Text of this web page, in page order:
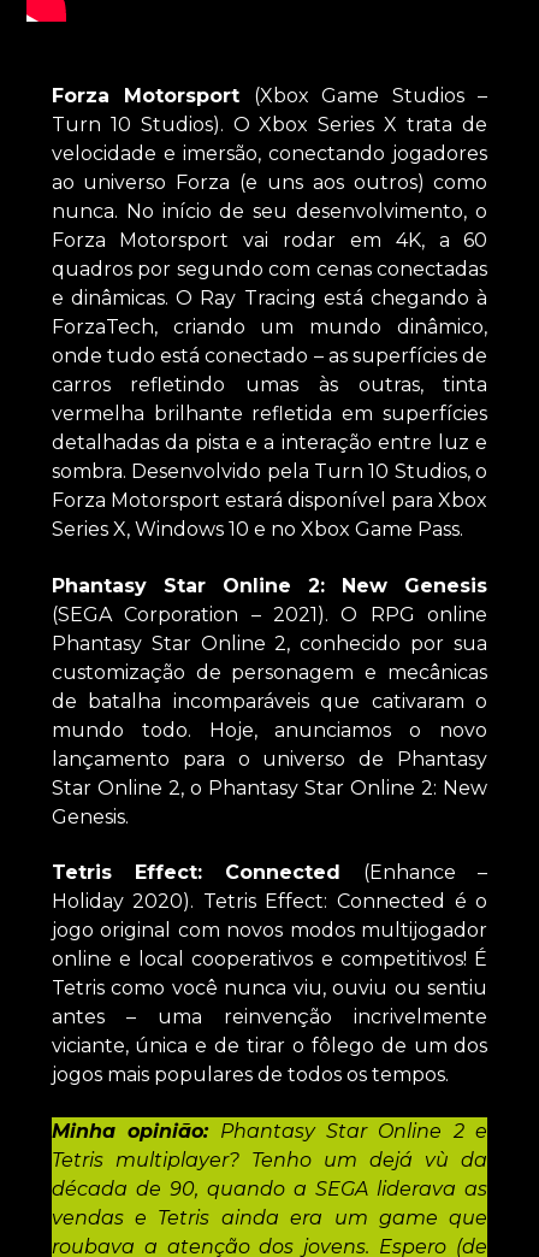
Forza Motorsport (Xbox Game Studios –
Turn 10 Studios). O Xbox Series X trata de
velocidade e imersão, conectando jogadores
ao universo Forza (e uns aos outros) como
nunca. No início de seu desenvolvimento, o
Forza Motorsport vai rodar em 4K, a 60
quadros por segundo com cenas conectadas
e dinâmicas. O Ray Tracing está chegando à
ForzaTech, criando um mundo dinâmico,
onde tudo está conectado – as superfícies de
carros refletindo umas às outras, tinta
vermelha brilhante refletida em superfícies
detalhadas da pista e a interação entre luz e
sombra. Desenvolvido pela Turn 10 Studios, o
Forza Motorsport estará disponível para Xbox
Series X, Windows 10 e no Xbox Game Pass.
Phantasy Star Online 2: New Genesis
(SEGA Corporation – 2021). O RPG online
Phantasy Star Online 2, conhecido por sua
customização de personagem e mecânicas
de batalha incomparáveis que cativaram o
mundo todo. Hoje, anunciamos o novo
lançamento para o universo de Phantasy
Star Online 2, o Phantasy Star Online 2: New
Genesis.
Tetris Effect: Connected
(Enhance –
Holiday 2020). Tetris Effect: Connected é o
jogo original com novos modos multijogador
online e local cooperativos e competitivos! É
Tetris como você nunca viu, ouviu ou sentiu
antes – uma reinvenção incrivelmente
viciante, única e de tirar o fôlego de um dos
jogos mais populares de todos os tempos.
Minha opinião:Phantasy Star Online 2 e
Tetris multiplayer? Tenho um dejá vù da
década de 90, quando a SEGA liderava as
vendas e Tetris ainda era um game que
roubava a atenção dos jovens. Espero (de